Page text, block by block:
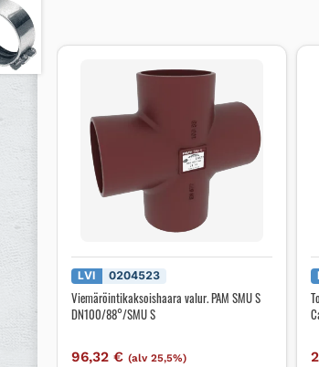
LVI 0204523
Viemäröintikaksoishaara valur. PAM SMU S
DN100/88°/SMU S
96,32€ (alv 25,5%)